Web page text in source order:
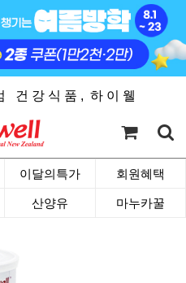
건 강 식 품 , 하 이 웰
이달의특가 회원혜택
산양유 마누카꿀